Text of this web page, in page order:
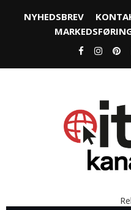
NYHEDSBREV